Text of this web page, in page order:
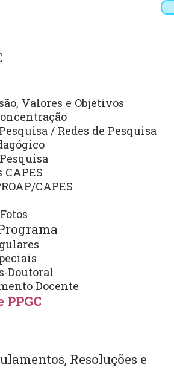
Sistemas
Telefones
Campus
Valores e Objetivos
/ Redes de Pesquisa
CAPES
Doutoral
Docente
Resoluções e
em Contabilidade